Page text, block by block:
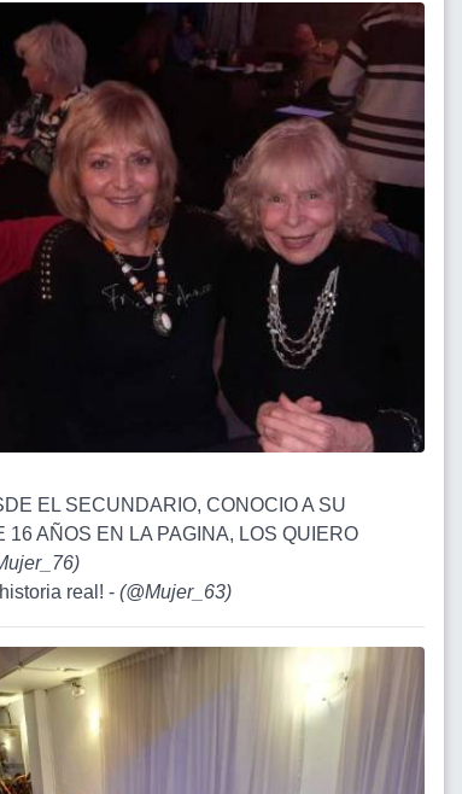
EL SECUNDARIO, CONOCIO A SU
16 AÑOS EN LA PAGINA, LOS QUIERO
)
real! - (@Mujer_63)